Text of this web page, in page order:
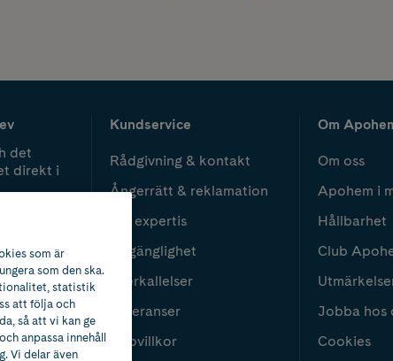
det
direkt i
Kundservice
Rådgivning & kontakt
Ångerrätt & reklamation
Vår expertis
Tillgänglighet
Återkallelser
Leveranser
Köpvillkor
Om
Om oss
Apohem i
Hållbarhet
Club
Jobba hos
Cookies
som är
som den ska.
statistik
att följa och
så att vi kan ge
anpassa innehåll
Vi delar även